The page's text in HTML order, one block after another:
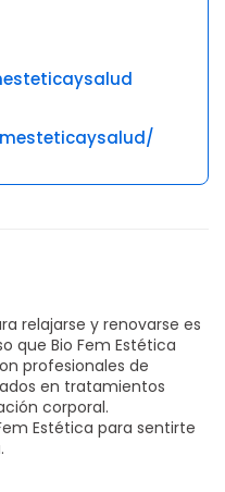
relajarse y renovarse es
que Bio Fem Estética
profesionales de
en tratamientos
corporal.
Estética para sentirte